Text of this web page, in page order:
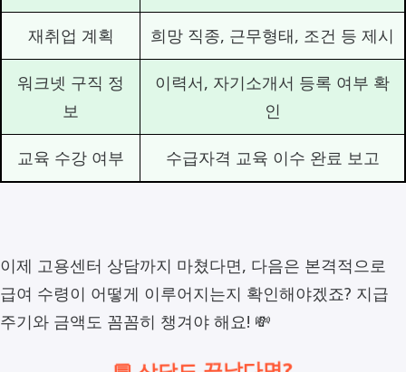
재취업 계획 희망 직종, 근무형태, 조건 등 제시
워크넷 구직 정
보
이력서, 자기소개서 등록 여부 확
인
교육 수강 여부 수급자격 교육 이수 완료 보고
이제 고용센터 상담까지 마쳤다면, 다음은 본격적으로
급여 수령이 어떻게 이루어지는지 확인해야겠죠? 지급
주기와 금액도 꼼꼼히 챙겨야 해요! 💸